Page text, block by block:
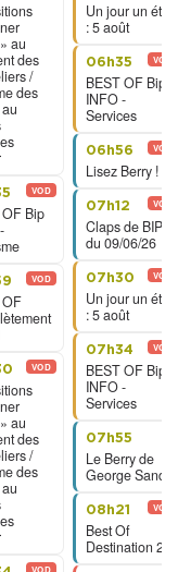
au
des
/
des
Bip
VOD
OF
VOD
au
des
/
des
VOD
VOD
Un jour un été
: 5 août
06h35
BEST OF Bip
INFO -
Services
VOD
06h56
Lisez Berry !
VOD
07h12
Claps de BIP
du 09/06/26
VOD
07h30
Un jour un été
: 5 août
VOD
07h34
BEST OF Bip
INFO -
Services
VOD
07h55
Le Berry de
George Sand
08h21
Best Of
Destination 2
VOD